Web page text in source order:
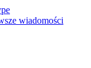
wiadomości